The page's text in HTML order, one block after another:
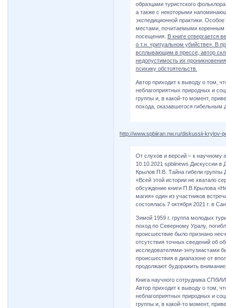
образцами туристского
а также с некоторыми
экспедиционной практики.
местами, почитаемыми коренным
посещения. В книге отвергается
о т.н. «ритуальном убийстве». В
всплывающим в прессе, автор
недопустимость их
психику обстоятельств.
Автор приходит к выводу о том,
неблагоприятных природных и
группы и, в какой-то момент,
похода, оказавшегося гибельным
http://www.spbiiran.nw.ru/diskussii-krylov-
От слухов и версий – к научному
10.10.2021 spbiinews Дискуссии
Крылов П.В. Тайна гибели группы
«Всей этой истории не хватало
обсуждение книги П.В.Крылова
магия» один из участников
состоялась 7 октября 2021 г. в
Зимой 1959 г. группа молодых
поход по Северному Уралу,
происшествие было признано
отсутствия точных сведений об
исследователями-энтузиастами
происшествия в диапазоне от
продолжают будоражить
Книга научного сотрудника
Автор приходит к выводу о том,
неблагоприятных природных и
группы и, в какой-то момент,